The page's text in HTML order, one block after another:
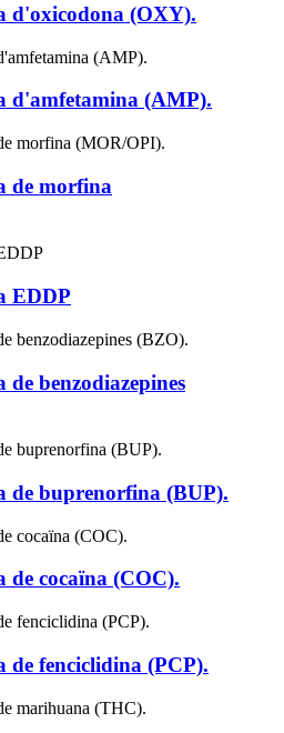
d'oxicodona (OXY).
d'amfetamina (AMP).
de morfina
EDDP
benzodiazepines
de buprenorfina (BUP).
de cocaïna (COC).
de fenciclidina (PCP).